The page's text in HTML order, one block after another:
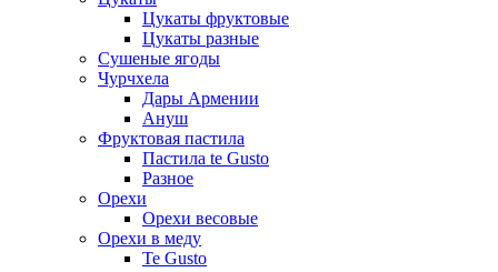
Цукаты фруктовые
Цукаты разные
Сушеные ягоды
Чурчхела
Дары Армении
Ануш
Фруктовая пастила
Пастила te Gusto
Разное
Орехи
Орехи весовые
Орехи в меду
Te Gusto